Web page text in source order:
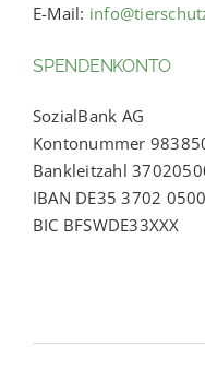
E-Mail:
SPENDENKONTO
SozialBank AG
Kontonummer
Bankleitzahl
IBAN DE35 3702
BIC BFSWDE33XXX